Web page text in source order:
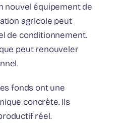
nouvel équipement de
agricole peut
de conditionnement.
peut renouveler
fonds ont une
concrète. Ils
réel.